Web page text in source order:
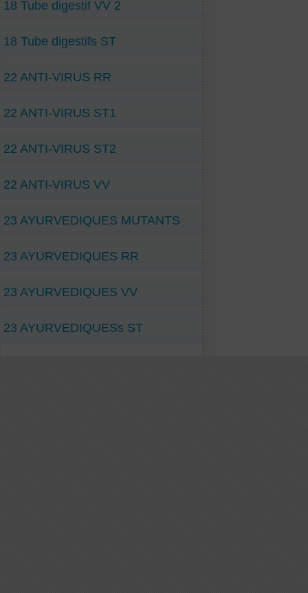
18 Tube digestif VV 2
18 Tube digestifs ST
22 ANTI-VIRUS RR
22 ANTI-VIRUS ST1
22 ANTI-VIRUS ST2
22 ANTI-VIRUS VV
23 AYURVEDIQUES MUTANTS
23 AYURVEDIQUES RR
23 AYURVEDIQUES VV
23 AYURVEDIQUESs ST